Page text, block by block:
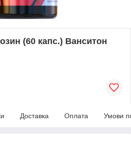
(60 капс.) Ванситон
Доставка Оплата Умови